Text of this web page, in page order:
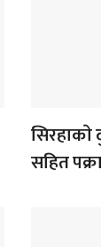
सिरहाकाे
सहित